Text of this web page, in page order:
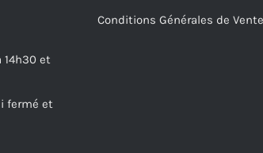
14h30 et
fermé et
Conditions Générales de Vente